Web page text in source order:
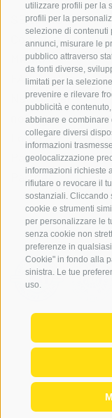
utilizzare profili per la
profili per la
selezione di contenuti
annunci, misurare le
pubblico attraverso
da fonti diverse,
limitati per la
prevenire e rilevare
pubblicità e
abbinare e combinare
collegare diversi
informazioni
geolocalizzazione
informazioni richieste
rifiutare o revocare il
sostanziali. Cliccando
cookie e strumenti
per personalizzare le
senza cookie non
preferenze in
Cookie" in fondo alla
sinistra. Le tue
uso.
SERVIZIO
Contatto
Meteo
FAQ & AGB
Newsletter
noleggio
Login
Pagamento
Partner
© 2026 Globo
Privacy